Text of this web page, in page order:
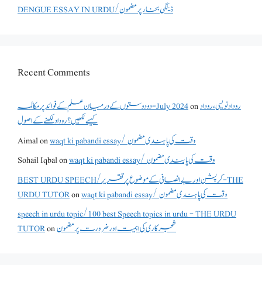
DENGUE ESSAY IN URDU/ڈینگی بخار پر مضمون
Recent Comments
دو دوستوں کے درمیان علم کے فوائد پر مکالمہ - July 2024onروداد نویسی ،روداد
کیسے لکھیں؟ روداد لکھنے کے اصول
Aimalon
waqt ki pabandi essay/ وقت کی پابندی مضمون
Sohail Iqbalon
waqt ki pabandi essay/ وقت کی پابندی مضمون
BEST URDU SPEECH/کرپشن اور بے انصافی کے موضوع پر تقریر - THE
URDU TUTORon
waqt ki pabandi essay/ وقت کی پابندی مضمون
speech in urdu topic/100 best Speech topics in urdu - THE URDU
TUTORonشجرکاری کی اہمیت اور ضرورت پر مضمون